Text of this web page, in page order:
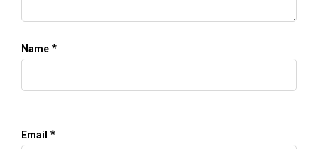
Name *
Email *